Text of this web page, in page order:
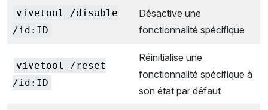
vivetool /disable
/id:ID
Désactive une
fonctionnalité spécifique
vivetool /reset
/id:ID
Réinitialise une
fonctionnalité spécifique à
son état par défaut